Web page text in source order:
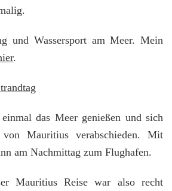
und Wassersport am Meer. Mein
.
das Meer genießen und sich
von Mauritius verabschieden. Mit
am Nachmittag zum Flughafen.
Mauritius Reise war also recht